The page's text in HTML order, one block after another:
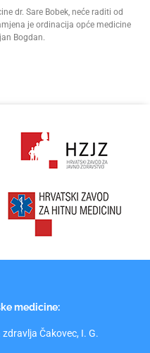
dr. Sare Bobek, neće raditi od
je ordinacija opće medicine
Bogdan.
medicine:
Čakovec, I. G.